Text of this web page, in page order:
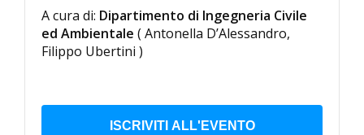
A cura di: Dipartimento di Ingegneria Civile
ed Ambientale ( Antonella D’Alessandro,
Filippo Ubertini )
ISCRIVITI ALL'EVENTO